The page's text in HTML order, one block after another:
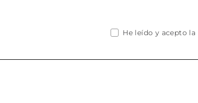
He leído y acepto la